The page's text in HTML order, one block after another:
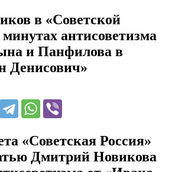
в «Советской
антисоветизма
и Панфилова в
Денисович»
«Советская Россия»
Дмитрий Новикова